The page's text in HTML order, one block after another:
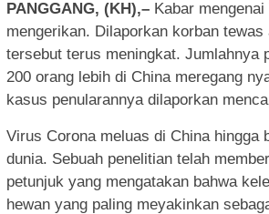
PANGGANG, (KH),– Kabar
mengerikan. Dilaporkan korban tewas
tersebut terus meningkat. Jumlahnya
200 orang lebih di China meregang
kasus penularannya dilaporkan
Virus Corona meluas di China hingga
dunia. Sebuah penelitian telah
petunjuk yang mengatakan bahwa
hewan yang paling meyakinkan